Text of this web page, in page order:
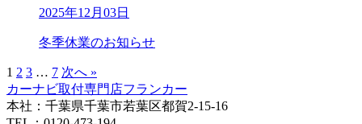
2025年12月03日
冬季休業のお知らせ
1 2 3 … 7 次へ »
カーナビ取付専⾨店フランカー
本社：千葉県千葉市若葉区都賀2-15-16